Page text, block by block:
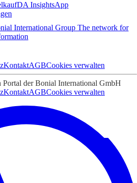
kaufDA InsightsApp
International Group The network for
KontaktAGBCookies verwalten
der Bonial International GmbH
KontaktAGBCookies verwalten